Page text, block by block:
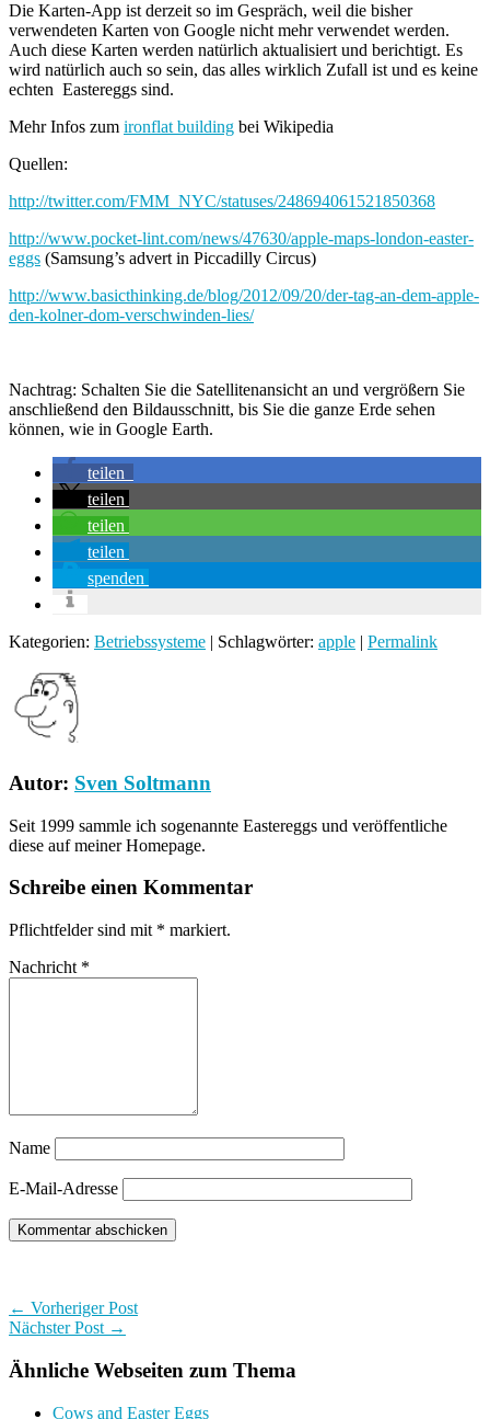
Die Karten-App ist derzeit so im Gespräch, weil die bisher
verwendeten Karten von Google nicht mehr verwendet werden.
Auch diese Karten werden natürlich aktualisiert und berichtigt. Es
wird natürlich auch so sein, das alles wirklich Zufall ist und es keine
echten Eastereggs sind.
Mehr Infos zum ironflat building bei Wikipedia
Quellen:
http://twitter.com/FMM_NYC/statuses/248694061521850368
http://www.pocket-lint.com/news/47630/apple-maps-london-easter-
eggs (Samsung’s advert in Piccadilly Circus)
http://www.basicthinking.de/blog/2012/09/20/der-tag-an-dem-apple-
den-kolner-dom-verschwinden-lies/
Nachtrag: Schalten Sie die Satellitenansicht an und vergrößern Sie
anschließend den Bildausschnitt, bis Sie die ganze Erde sehen
können, wie in Google Earth.
teilen
teilen
teilen
teilen
spenden
Kategorien: Betriebssysteme | Schlagwörter: apple | Permalink
Autor: Sven Soltmann
Seit 1999 sammle ich sogenannte Eastereggs und veröffentliche
diese auf meiner Homepage.
Schreibe einen Kommentar
Pflichtfelder sind mit * markiert.
Nachricht *
Name
E-Mail-Adresse
← Vorheriger Post
Nächster Post →
Ähnliche Webseiten zum Thema
Cows and Easter Eggs